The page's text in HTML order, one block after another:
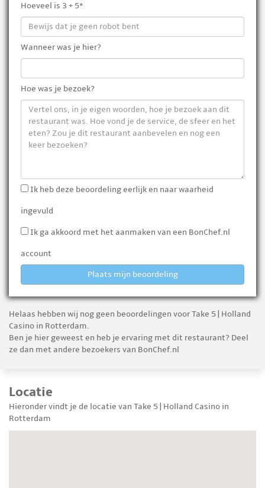
Hoeveel is 3 + 5*
Wanneer was je hier?
Hoe was je bezoek?
Ik heb deze beoordeling eerlijk en naar waarheid
ingevuld
Ik ga akkoord met het aanmaken van een BonChef.nl
account
Plaats mijn beoordeling
Helaas hebben wij nog geen beoordelingen voor Take 5 | Holland
Casino in Rotterdam.
Ben je hier geweest en heb je ervaring met dit restaurant? Deel
ze dan met andere bezoekers van BonChef.nl
Locatie
Hieronder vindt je de locatie van Take 5 | Holland Casino in
Rotterdam